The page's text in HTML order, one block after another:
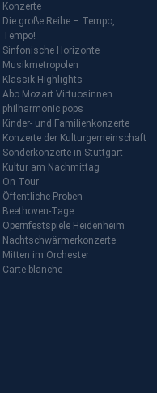
Konzerte
Die große Reihe – Tempo,
Tempo!
Sinfonische Horizonte –
Musikmetropolen
Klassik Highlights
Abo Mozart Virtuosinnen
philharmonic pops
Kinder- und Familienkonzerte
Konzerte der Kulturgemeinschaft
Sonderkonzerte in Stuttgart
Kultur am Nachmittag
On Tour
Öffentliche Proben
Beethoven-Tage
Opernfestspiele Heidenheim
Nachtschwärmerkonzerte
Mitten im Orchester
Carte blanche